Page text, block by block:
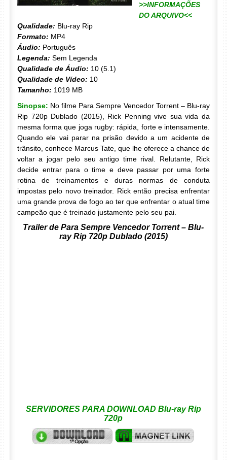
>>INFORMAÇÕES
DO ARQUIVO<<
Qualidade: Blu-ray Rip
Formato: MP4
Áudio: Português
Legenda: Sem Legenda
Qualidade de Áudio: 10 (5.1)
Qualidade de Vídeo: 10
Tamanho: 1019 MB
Sinopse: No filme Para Sempre Vencedor Torrent – Blu-ray
Rip 720p Dublado (2015), Rick Penning vive sua vida da
mesma forma que joga rugby: rápida, forte e intensamente.
Quando ele vai parar na prisão devido a um acidente de
trânsito, conhece Marcus Tate, que lhe oferece a chance de
voltar a jogar pelo seu antigo time rival. Relutante, Rick
decide entrar para o time e deve passar por uma forte
rotina de treinamentos e duras normas de conduta
impostas pelo novo treinador. Rick então precisa enfrentar
uma grande prova de fogo ao ter que enfrentar o atual time
campeão que é treinado justamente pelo seu pai.
Trailer de Para Sempre Vencedor Torrent – Blu-
ray Rip 720p Dublado (2015)
SERVIDORES PARA DOWNLOAD Blu-ray Rip
720p